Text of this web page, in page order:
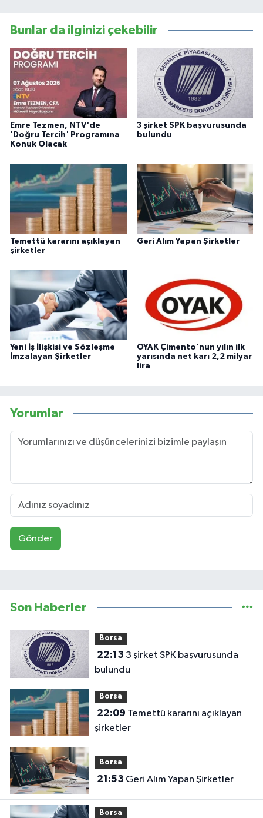
Bunlar da ilginizi çekebilir
Emre Tezmen, NTV'de
'Doğru Tercih' Programına
Konuk Olacak
3 şirket SPK başvurusunda
bulundu
Temettü kararını açıklayan
şirketler
Geri Alım Yapan Şirketler
Yeni İş İlişkisi ve Sözleşme
İmzalayan Şirketler
OYAK Çimento'nun yılın ilk
yarısında net karı 2,2 milyar
lira
Yorumlar
Gönder
Son Haberler
Borsa
22:13
bulundu
Borsa
22:09
şirketler
Borsa
21:53 Geri Alım Yapan Şirketler
Borsa